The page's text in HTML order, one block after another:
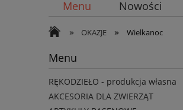
Menu Nowości
» OKAZJE » Wielkanoc
Menu
RĘKODZIEŁO - produkcja własna
AKCESORIA DLA ZWIERZĄT